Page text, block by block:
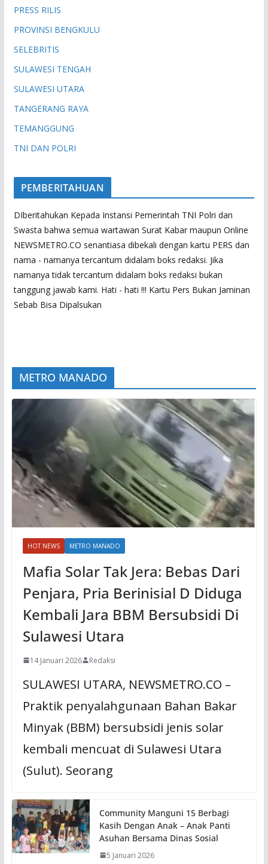
PRESS RILIS
PROVINSI BENGKULU
SELEBRITIS
SULAWESI TENGAH
SULAWESI UTARA
TANGERANG RAYA
TEMANGGUNG
TNI DAN POLRI
PEMBERITAHUAN
DIberitahukan Kepada Instansi Pemerintah TNI Polri dan
Swasta bahwa semua wartawan Surat Kabar maupun Online
NEWSMETRO.CO senantiasa dibekali dengan kartu PERS dan
nama - namanya tercantum didalam boks redaksi. Jika
namanya tidak tercantum didalam boks redaksi bukan
tanggung jawab kami. Hati - hati !!! Kartu Pers Bukan Jaminan
Sebab Bisa Dipalsukan
METRO MANADO
HOT NEWS METRO MANADO
Mafia Solar Tak Jera: Bebas Dari
Penjara, Pria Berinisial D Diduga
Kembali Jara BBM Bersubsidi Di
Sulawesi Utara
14 Januari 2026 Redaksi
SULAWESI UTARA, NEWSMETRO.CO –
Praktik penyalahgunaan Bahan Bakar
Minyak (BBM) bersubsidi jenis solar
kembali mencuat di Sulawesi Utara
(Sulut). Seorang
Community Manguni 15 Berbagi
Kasih Dengan Anak – Anak Panti
Asuhan Bersama Dinas Sosial
5 Januari 2026